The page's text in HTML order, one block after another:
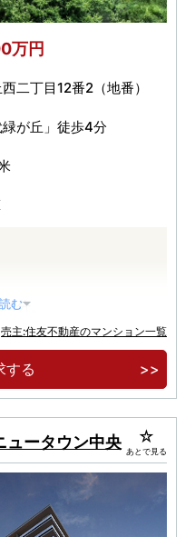
万円
二丁目12番2（地番）
が丘」徒歩4分
分。
ルームオープン。
む
売主:住友不動産のマンション一覧
する
ュータウン中央 あとで見る